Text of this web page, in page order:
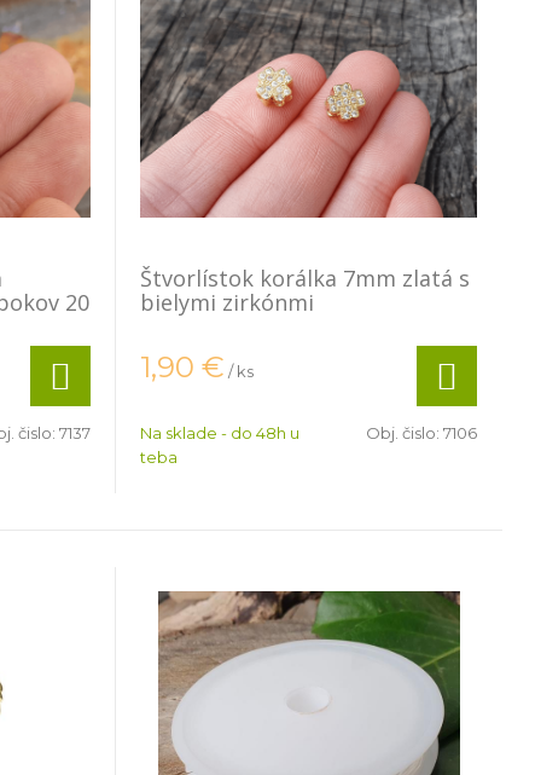
20
čislo: 7137
Štvorlístok korálka 7mm zlatá s
bielymi zirkónmi
1,90 € / ks
Na sklade - do 48h u
teba
Obj. čislo: 7106